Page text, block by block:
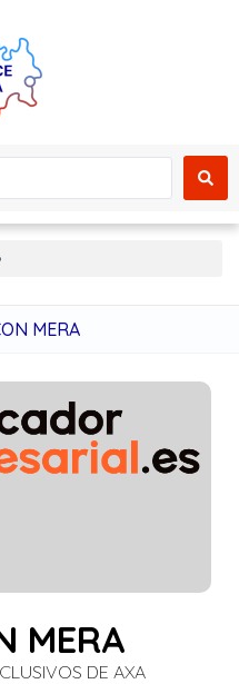
MERA
MERA
DE AXA